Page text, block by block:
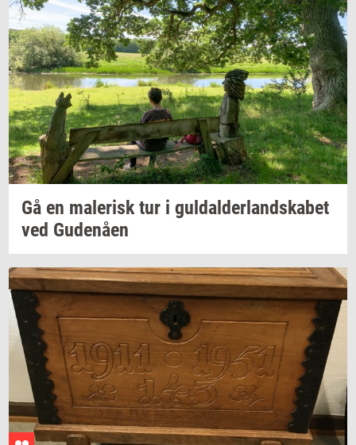
Gå en ma­le­risktur i gul­dal­der­land­ska­bet
ved Gu­denå­en